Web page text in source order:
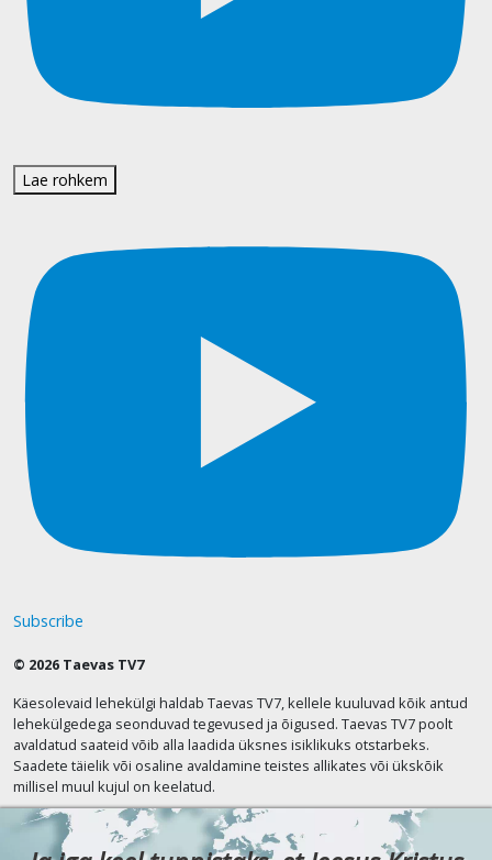
Lae rohkem
Subscribe
© 2026 Taevas TV7
Käesolevaid lehekülgi haldab Taevas TV7, kellele kuuluvad kõik antud
lehekülgedega seonduvad tegevused ja õigused. Taevas TV7 poolt
avaldatud saateid võib alla laadida üksnes isiklikuks otstarbeks.
Saadete täielik või osaline avaldamine teistes allikates või ükskõik
millisel muul kujul on keelatud.